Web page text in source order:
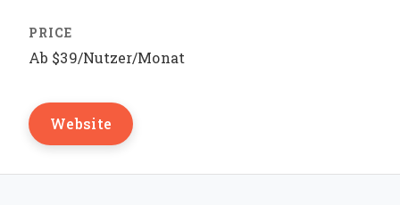
Ab $39/Nutzer/Monat
Website